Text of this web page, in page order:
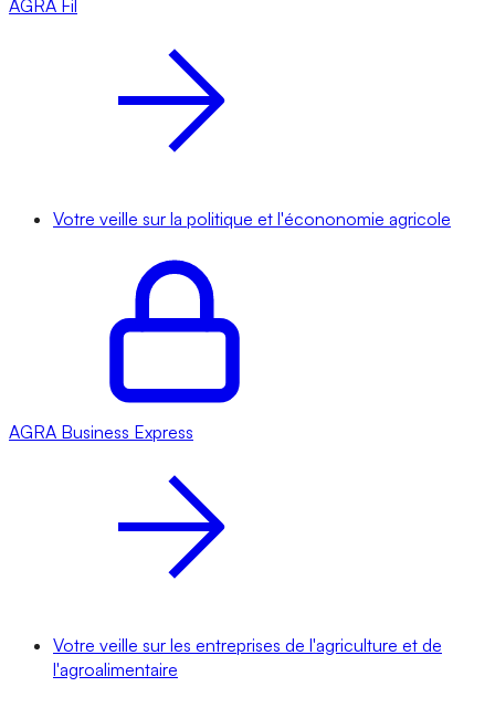
AGRA Fil
Votre veille sur la politique et l'écononomie agricole
AGRA Business Express
Votre veille sur les entreprises de l'agriculture et de
l'agroalimentaire